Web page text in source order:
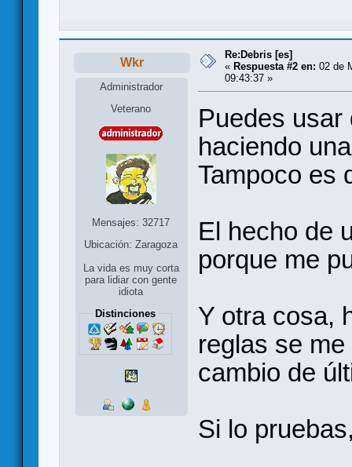
Wkr
Administrador
Veterano
Mensajes: 32717
Ubicación: Zaragoza
La vida es muy corta
para lidiar con gente
idiota
Distinciones
Re:Debris [es]
« Respuesta #2 en: 02 de
09:43:37 »
Puedes usar
haciendo
Tampoco es
El hecho de
porque me
Y otra cosa,
reglas se
cambio de
Si lo